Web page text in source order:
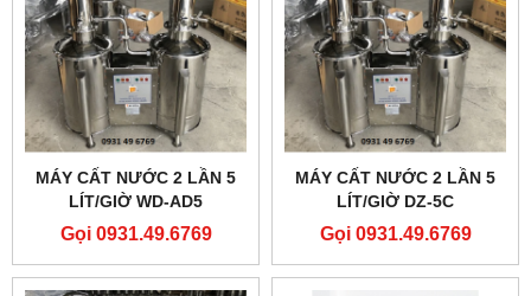
MÁY CẤT NƯỚC 2 LẦN 5
LÍT/GIỜ WD-AD5
Gọi 0931.49.6769
MÁY CẤT NƯỚC 2 LẦN 5
LÍT/GIỜ DZ-5C
Gọi 0931.49.6769